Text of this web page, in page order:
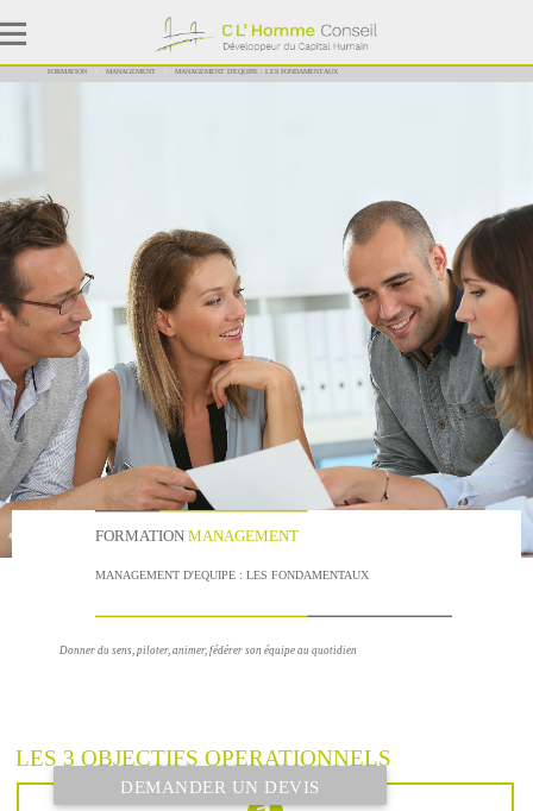
FORMATION MANAGEMENT MANAGEMENT D'EQUIPE : LES FONDAMENTAUX
FORMATION MANAGEMENT
MANAGEMENT D'EQUIPE : LES FONDAMENTAUX
Donner du sens, piloter, animer, fédérer son équipe au quotidien
DEMANDER UN DEVIS
LES 3 OBJECTIFS OPERATIONNELS